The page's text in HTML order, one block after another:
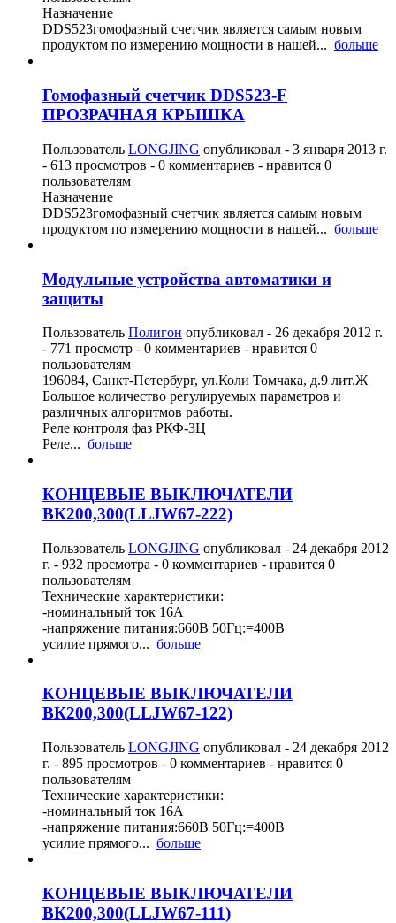
Назначение
DDS523гомофазный счетчик является самым новым
продуктом по измерению мощности в нашей... больше
Гомофазный счетчик DDS523-F
ПРОЗРАЧНАЯ КРЫШКА
Пользователь LONGJING опубликовал - 3 января 2013 г.
- 613 просмотров - 0 комментариев - нравится 0
пользователям
Назначение
DDS523гомофазный счетчик является самым новым
продуктом по измерению мощности в нашей... больше
Модульные устройства автоматики и
защиты
Пользователь Полигон опубликовал - 26 декабря 2012 г.
- 771 просмотр - 0 комментариев - нравится 0
пользователям
196084, Санкт-Петербург, ул.Коли Томчака, д.9 лит.Ж
Большое количество регулируемых параметров и
различных алгоритмов работы.
Реле контроля фаз РКФ-3Ц
Реле... больше
КОНЦЕВЫЕ ВЫКЛЮЧАТЕЛИ
ВК200,300(LLJW67-222)
Пользователь LONGJING опубликовал - 24 декабря 2012
г. - 932 просмотра - 0 комментариев - нравится 0
пользователям
Технические характеристики:
-номинальный ток 16А
-напряжение питания:660В 50Гц:=400В
усилие прямого... больше
КОНЦЕВЫЕ ВЫКЛЮЧАТЕЛИ
ВК200,300(LLJW67-122)
Пользователь LONGJING опубликовал - 24 декабря 2012
г. - 895 просмотров - 0 комментариев - нравится 0
пользователям
Технические характеристики:
-номинальный ток 16А
-напряжение питания:660В 50Гц:=400В
усилие прямого... больше
КОНЦЕВЫЕ ВЫКЛЮЧАТЕЛИ
ВК200,300(LLJW67-111)